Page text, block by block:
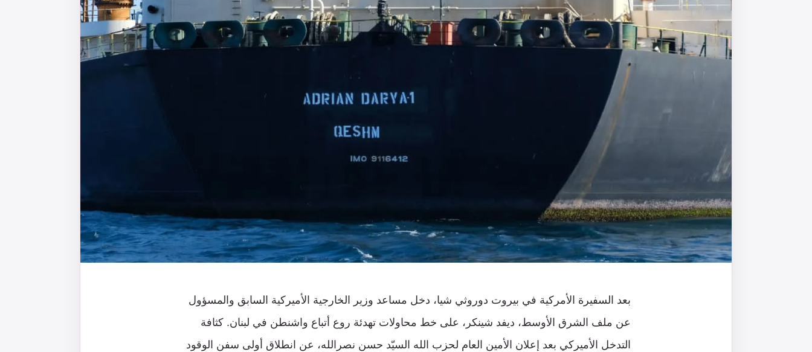
بعد السفيرة الأمركية في بيروت دوروثي شيا، دخل مساعد وزير الخارجية الأميركية السابق والمسؤول
عن ملف الشرق الأوسط، ديفد شينكر، على خط محاولات تهدئة روع أتباع واشنطن في لبنان. كثافة
التدخل الأميركي بعد إعلان الأمين العام لحزب الله السيّد حسن نصرالله، عن انطلاق أولى سفن الوقود